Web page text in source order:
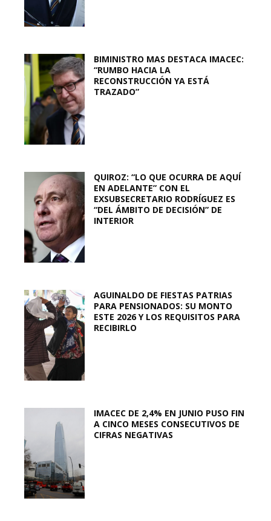
BIMINISTRO MAS DESTACA IMACEC:
“RUMBO HACIA LA
RECONSTRUCCIÓN YA ESTÁ
TRAZADO”
QUIROZ: “LO QUE OCURRA DE AQUÍ
EN ADELANTE” CON EL
EXSUBSECRETARIO RODRÍGUEZ ES
“DEL ÁMBITO DE DECISIÓN” DE
INTERIOR
AGUINALDO DE FIESTAS PATRIAS
PARA PENSIONADOS: SU MONTO
ESTE 2026 Y LOS REQUISITOS PARA
RECIBIRLO
IMACEC DE 2,4% EN JUNIO PUSO FIN
A CINCO MESES CONSECUTIVOS DE
CIFRAS NEGATIVAS